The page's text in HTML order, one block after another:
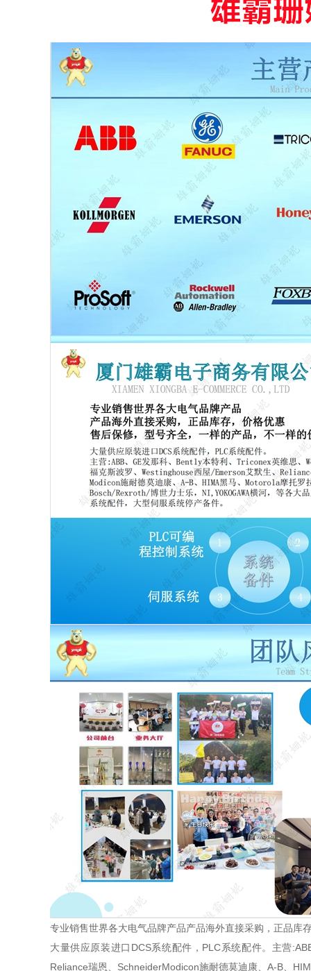
专业销售世界各大电气品牌产品产品海外直接采购，正品库
大量供应原装进口DCS系统配件，PLC系统配件。主营
Reliance瑞恩、SchneiderModicon施耐德莫迪康、A-B、